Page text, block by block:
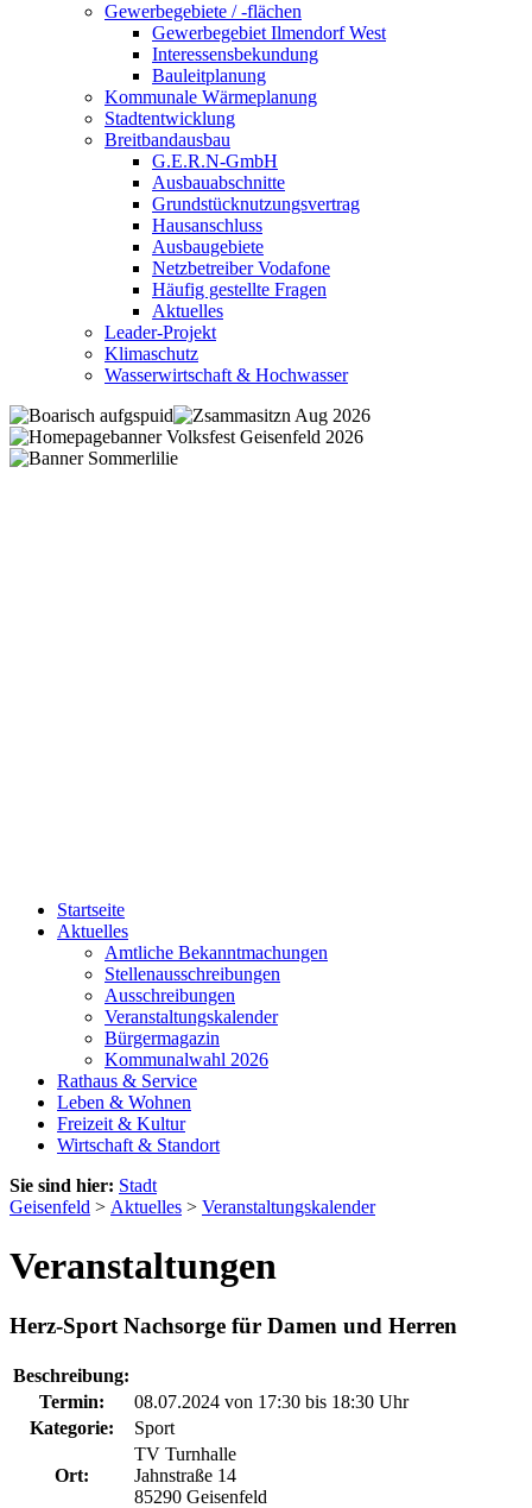
Gewerbegebiete / -flächen
Gewerbegebiet Ilmendorf West
Interessensbekundung
Bauleitplanung
Kommunale Wärmeplanung
Stadtentwicklung
Breitbandausbau
G.E.R.N-GmbH
Ausbauabschnitte
Grundstücknutzungsvertrag
Hausanschluss
Ausbaugebiete
Netzbetreiber Vodafone
Häufig gestellte Fragen
Aktuelles
Leader-Projekt
Klimaschutz
Wasserwirtschaft & Hochwasser
Startseite
Aktuelles
Amtliche Bekanntmachungen
Stellenausschreibungen
Ausschreibungen
Veranstaltungskalender
Bürgermagazin
Kommunalwahl 2026
Rathaus & Service
Leben & Wohnen
Freizeit & Kultur
Wirtschaft & Standort
Sie sind hier: Stadt
Geisenfeld > Aktuelles > Veranstaltungskalender
Veranstaltungen
Herz-Sport Nachsorge für Damen und Herren
Beschreibung:
Termin:
08.07.2024 von 17:30 bis 18:30 Uhr
Kategorie:
Sport
Ort:
TV Turnhalle
Jahnstraße 14
85290 Geisenfeld